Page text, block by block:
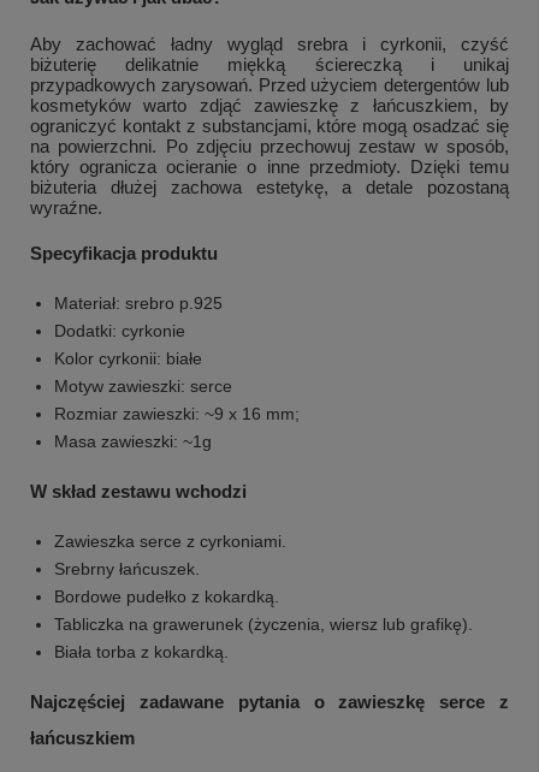
Aby zachować ładny wygląd srebra i cyrkonii, czyść
biżuterię delikatnie miękką ściereczką i unikaj
przypadkowych zarysowań. Przed użyciem detergentów lub
kosmetyków warto zdjąć zawieszkę z łańcuszkiem, by
ograniczyć kontakt z substancjami, które mogą osadzać się
na powierzchni. Po zdjęciu przechowuj zestaw w sposób,
który ogranicza ocieranie o inne przedmioty. Dzięki temu
biżuteria dłużej zachowa estetykę, a detale pozostaną
wyraźne.
Specyfikacja produktu
Materiał: srebro p.925
Dodatki: cyrkonie
Kolor cyrkonii: białe
Motyw zawieszki: serce
Rozmiar zawieszki: ~9 x 16 mm;
Masa zawieszki: ~1g
W skład zestawu wchodzi
Zawieszka serce z cyrkoniami.
Srebrny łańcuszek.
Bordowe pudełko z kokardką.
Tabliczka na grawerunek (życzenia, wiersz lub grafikę).
Biała torba z kokardką.
Najczęściej zadawane pytania o zawieszkę serce z
łańcuszkiem